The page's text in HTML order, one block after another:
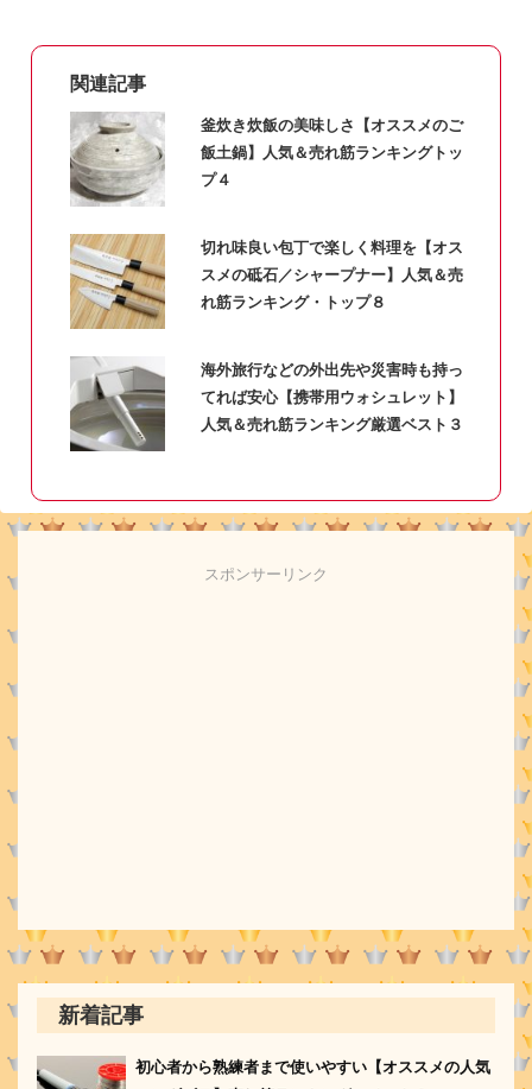
関連記事
釜炊き炊飯の美味しさ【オススメのご
飯土鍋】人気＆売れ筋ランキングトッ
プ４
切れ味良い包丁で楽しく料理を【オス
スメの砥石／シャープナー】人気＆売
れ筋ランキング・トップ８
海外旅行などの外出先や災害時も持っ
てれば安心【携帯用ウォシュレット】
人気＆売れ筋ランキング厳選ベスト３
スポンサーリンク
新着記事
初心者から熟練者まで使いやすい【オススメの人気